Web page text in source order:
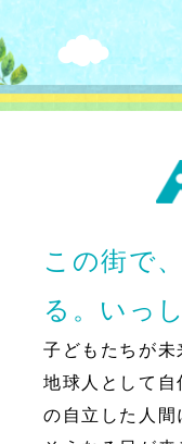
この街で
る。いっ
子どもたちが未
地球人として自
の自立した人間